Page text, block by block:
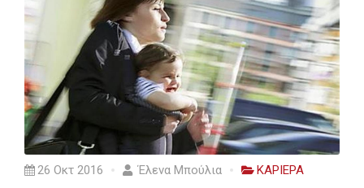
26 Οκτ 2016 Έλενα Μπούλια ΚΑΡΙΕΡΑ